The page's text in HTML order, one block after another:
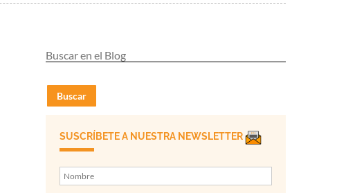
Buscar
SUSCRÍBETE A NUESTRA NEWSLETTER